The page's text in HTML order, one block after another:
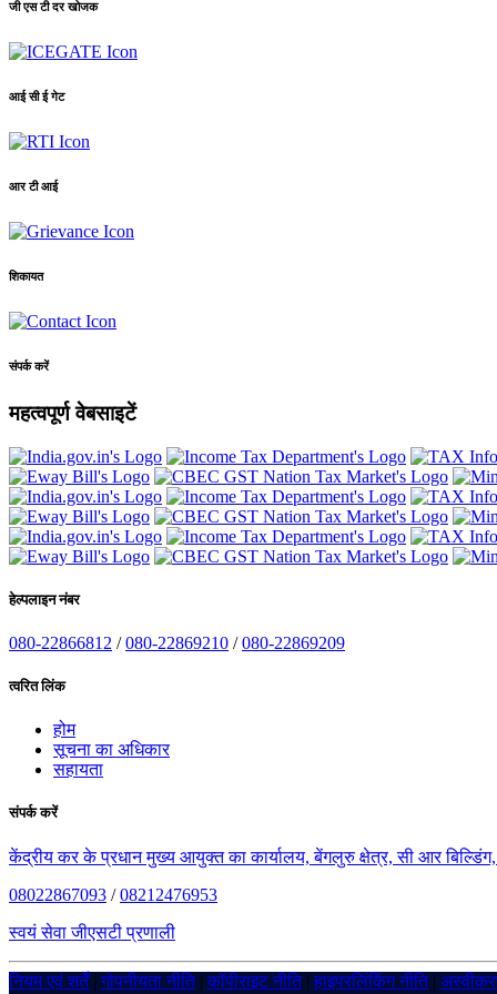
जी एस टी दर खोजक
आई सी ई गेट
आर टी आई
शिकायत
संपर्क करें
महत्वपूर्ण वेबसाइटें
हेल्पलाइन नंबर
080-22866812 /080-22869210 /080-22869209
त्वरित लिंक
होम
सूचना का अधिकार
सहायता
संपर्क करें
केंद्रीय कर के प्रधान मुख्य आयुक्त का कार्यालय, बेंगलुरु क्षेत्र, सी आर
08022867093 /08212476953
स्वयं सेवा जीएसटी प्रणाली
नियम एवं शर्तें|गोपनीयता नीति|कॉपीराइट नीति|हाइपरलिंकिंग नीति|